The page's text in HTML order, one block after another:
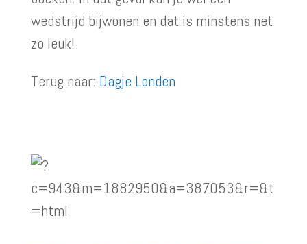
wedstrijd bijwonen en dat is minstens net
zo leuk!
Terug naar: Dagje Londen